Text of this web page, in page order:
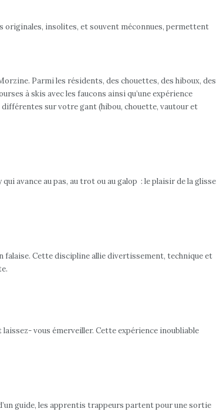
originales, insolites, et souvent méconnues, permettent
Parmi les résidents, des chouettes, des hiboux, des
à skis avec les faucons ainsi qu’une expérience
différentes sur votre gant (hibou, chouette, vautour et
avance au pas, au trot ou au galop : le plaisir de la glisse
falaise. Cette discipline allie divertissement, technique et
vous émerveiller. Cette expérience inoubliable
guide, les apprentis trappeurs partent pour une sortie